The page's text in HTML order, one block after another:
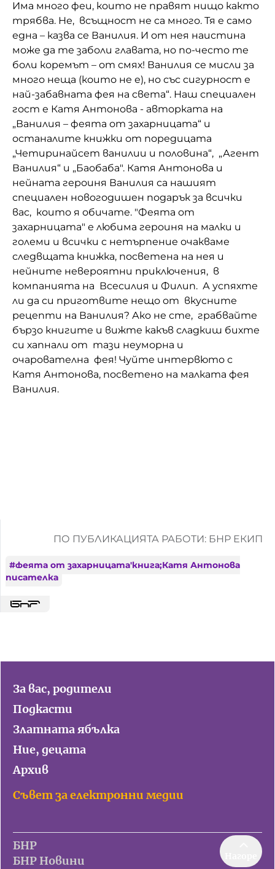
Домашен любимец
Питаме Ви
До ре ми
Има много феи, които не правят нищо както
трябва. Не, всъщност не са много. Тя е само
една – казва се Ванилия. И от нея наистина
може да те заболи главата, но по-често те
боли коремът – от смях! Ванилия се мисли за
много неща (които не е), но със сигурност е
най-забавната фея на света“. Наш специален
гост е Катя Антонова - авторката на
„Ванилия – феята от захарницата“ и
останалите книжки от поредицата
„Четиринайсет ванилии и половина“, „Агент
Ванилия“ и „Баобаба". Катя Антонова и
нейната героиня Ванилия са нашият
специален новогодишен подарък за всички
вас, които я обичате. "Феята от
захарницата" е любима героиня на малки и
големи и всички с нетърпение очакваме
следвщата книжка, посветена на нея и
нейните невероятни приключения, в
компанията на Всесилия и Филип. А успяхте
ли да си приготвите нещо от вкусните
рецепти на Ванилия? Ако не сте, грабвайте
бързо книгите и вижте какъв сладкиш бихте
си хапнали от тази неуморна и
очарователна фея! Чуйте интервюто с
Катя Антонова, посветено на малката фея
Ванилия.
ПО ПУБЛИКАЦИЯТА РАБОТИ: БНР ЕКИП
#феята от захарницата'книга;Катя Антонова
писателка
За вас, родители
Подкасти
Златната ябълка
Ние, децата
Архив
Съвет за електронни медии
БНР
БНР Новини